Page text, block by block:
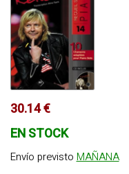
30.14 €
EN STOCK
Envío previsto MAÑANA